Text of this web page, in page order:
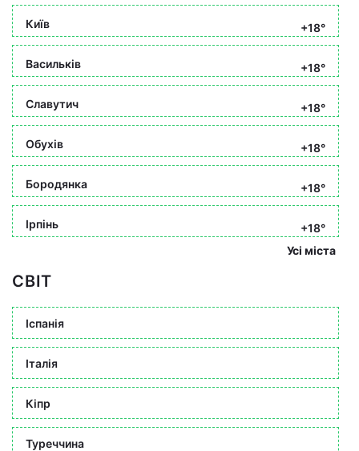
Київ +18°
Васильків +18°
Славутич +18°
Обухів +18°
Бородянка +18°
Ірпінь
+18°
Усі міста
СВІТ
Іспанія
Італія
Кіпр
Туреччина